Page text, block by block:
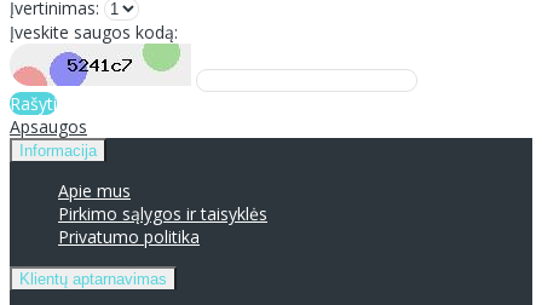
Įvertinimas:
Įveskite saugos kodą:
Rašyti
Apsaugos
Informacija
Apie mus
Pirkimo sąlygos ir taisyklės
Privatumo politika
Klientų aptarnavimas